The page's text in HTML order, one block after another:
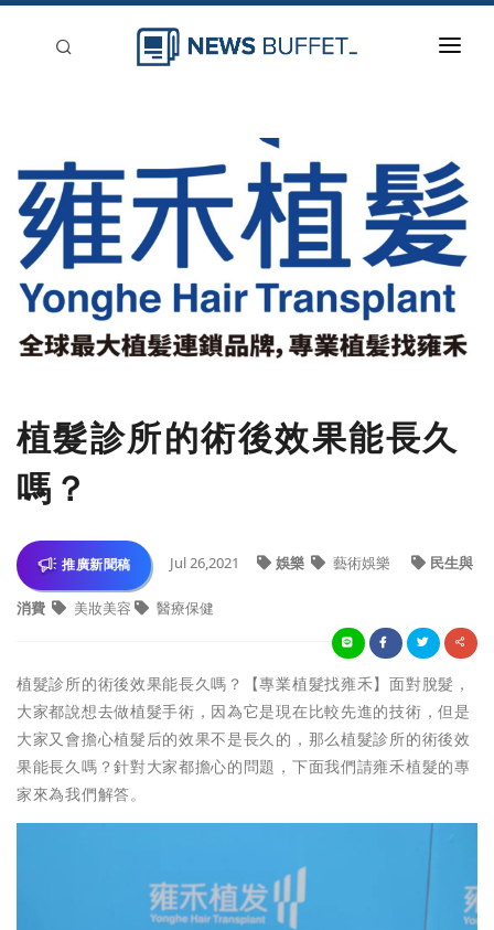
登入
刊登
植髮診所的術後效果能長久
嗎？
推廣新聞稿 Jul 26,2021 娛樂 藝術娛樂 民生與
消費 美妝美容 醫療保健
植髮診所的術後效果能長久嗎？【專業植髮找雍禾】面對脫髮，
大家都說想去做植髮手術，因為它是現在比較先進的技術，但是
大家又會擔心植髮后的效果不是長久的，那么植髮診所的術後效
果能長久嗎？針對大家都擔心的問題，下面我們請雍禾植髮的專
家來為我們解答。